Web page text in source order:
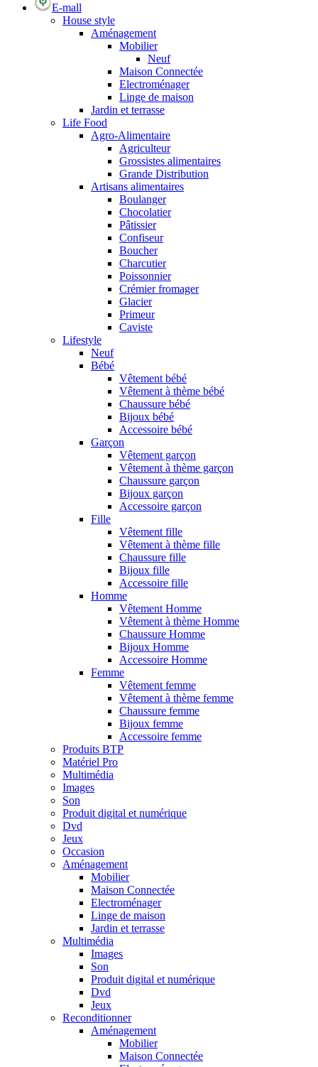
E-mall
House style
Aménagement
Mobilier
Neuf
Maison Connectée
Electroménager
Linge de maison
Jardin et terrasse
Life Food
Agro-Alimentaire
Agriculteur
Grossistes alimentaires
Grande Distribution
Artisans alimentaires
Boulanger
Chocolatier
Pâtissier
Confiseur
Boucher
Charcutier
Poissonnier
Crémier fromager
Glacier
Primeur
Caviste
Lifestyle
Neuf
Bébé
Vêtement bébé
Vêtement à thème bébé
Chaussure bébé
Bijoux bébé
Accessoire bébé
Garçon
Vêtement garçon
Vêtement à thème garçon
Chaussure garçon
Bijoux garçon
Accessoire garçon
Fille
Vêtement fille
Vêtement à thème fille
Chaussure fille
Bijoux fille
Accessoire fille
Homme
Vêtement Homme
Vêtement à thème Homme
Chaussure Homme
Bijoux Homme
Accessoire Homme
Femme
Vêtement femme
Vêtement à thème femme
Chaussure femme
Bijoux femme
Accessoire femme
Produits BTP
Matériel Pro
Multimédia
Images
Son
Produit digital et numérique
Dvd
Jeux
Occasion
Aménagement
Mobilier
Maison Connectée
Electroménager
Linge de maison
Jardin et terrasse
Multimédia
Images
Son
Produit digital et numérique
Dvd
Jeux
Reconditionner
Aménagement
Mobilier
Maison Connectée